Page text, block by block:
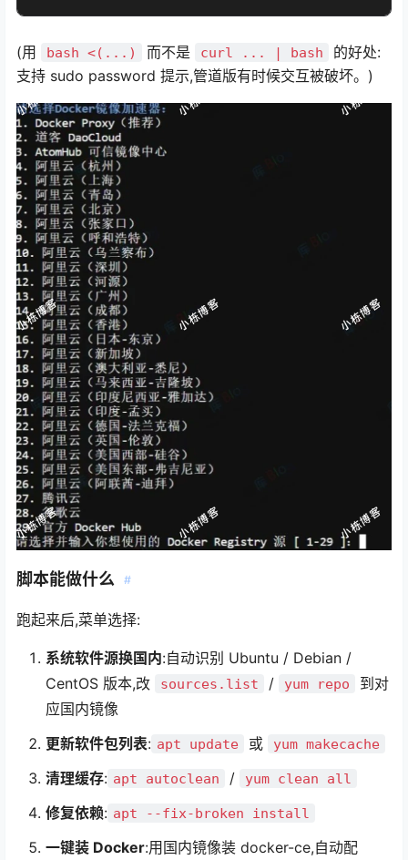
(用 bash <(...) 而不是 curl ... | bash
的好处:
支持 sudo password 提示,管道版有时候交互被破坏。)
脚本能做什么 #
跑起来后,菜单选择:
系统软件源换国内:自动识别 Ubuntu / Debian /
CentOS 版本,改
sources.list / yum repo
到对
应国内镜像
更新软件包列表: apt update 或 yum makecache
清理缓存: apt autoclean / yum clean all
修复依赖: apt --fix-broken install
一键装 Docker:用国内镜像装 docker-ce,自动配